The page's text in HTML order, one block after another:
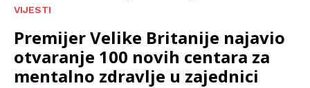
VIJESTI
Premijer Velike Britanije najavio
otvaranje 100 novih centara za
mentalno zdravlje u zajednici